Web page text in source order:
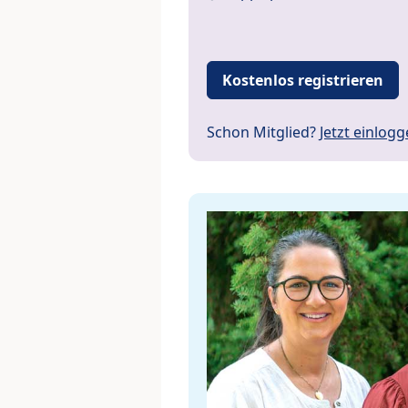
Kostenlos registrieren
Schon Mitglied? Jetzt